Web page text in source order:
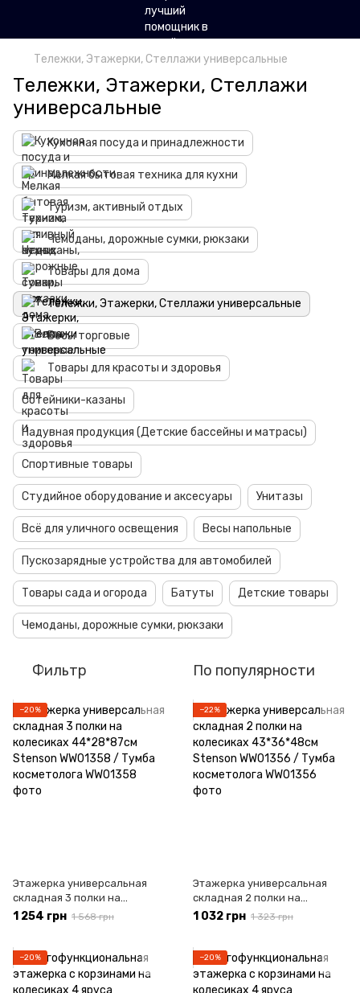
Тележки, Этажерки, Стеллажи универсальные
Тележки, Этажерки, Стеллажи
универсальные
Кухонная посуда и принадлежности
Мелкая бытовая техника для кухни
Туризм, активный отдых
Чемоданы, дорожные сумки, рюкзаки
Товары для дома
Тележки, Этажерки, Стеллажи универсальные
Весы торговые
Товары для красоты и здоровья
Сотейники-казаны
Надувная продукция (Детские бассейны и матрасы)
Спортивные товары
Студийное оборудование и аксесуары Унитазы
Всё для уличного освещения Весы напольные
Пускозарядные устройства для автомобилей
Товары сада и огорода Батуты Детские товары
Чемоданы, дорожные сумки, рюкзаки
Фильтр По популярности
−20%
Этажерка универсальная
складная 3 полки на
колесиках 44*28*87см
1 254 грн 1 568 грн
−22%
Этажерка универсальная
складная 2 полки на
колесиках 43*36*48см
1 032 грн 1 323 грн
−20% −20%